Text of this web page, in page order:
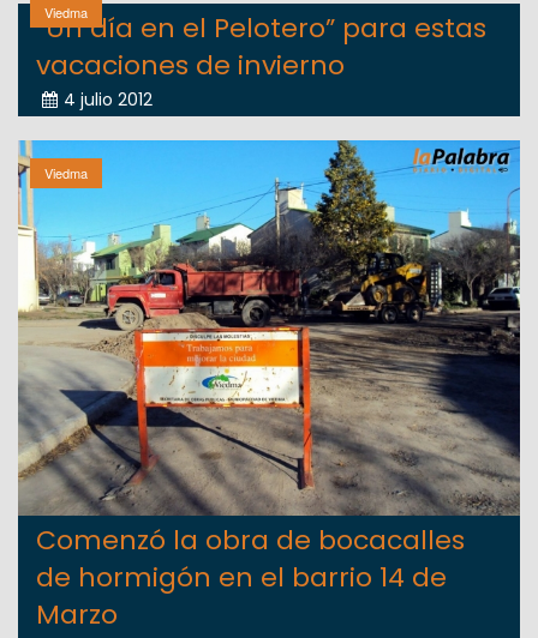
Viedma
“Un día en el Pelotero” para estas
vacaciones de invierno
4 julio 2012
Viedma
Comenzó la obra de bocacalles
de hormigón en el barrio 14 de
Marzo